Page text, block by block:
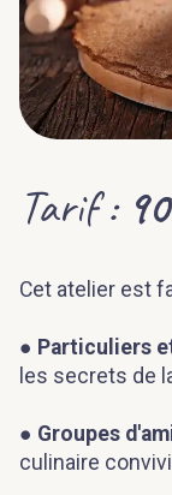
Tarif :
Cet atelier est
● Particuliers
les secrets de
● Groupes
culinaire